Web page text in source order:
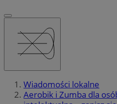
Wiadomości lokalne
Aerobik i Zumba dla